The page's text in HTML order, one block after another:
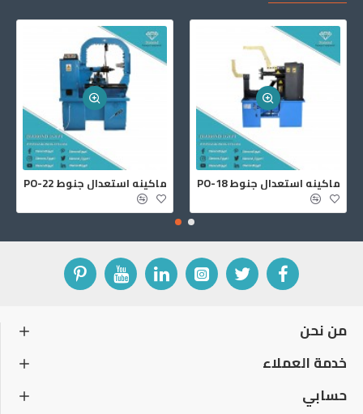
ماكينه استعدال جنوط PO-18 ماكينه استعدال جنوط PO-22
من نحن
خدمة العملاء
حسابي